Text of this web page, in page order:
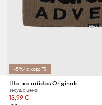
-5%* с код: FS
Шапка adidas Originals
Текуща цена:
13,99 €